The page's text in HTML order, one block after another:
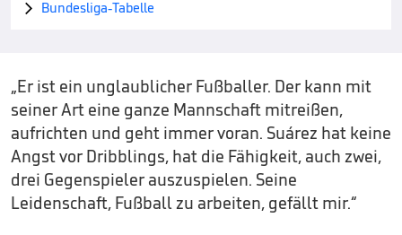
 Bundesliga-Tabelle
„Er ist ein unglaublicher Fußballer. Der kann mit
seiner Art eine ganze Mannschaft mitreißen,
aufrichten und geht immer voran. Suárez hat keine
Angst vor Dribblings, hat die Fähigkeit, auch zwei,
drei Gegenspieler auszuspielen. Seine
Leidenschaft, Fußball zu arbeiten, gefällt mir.“